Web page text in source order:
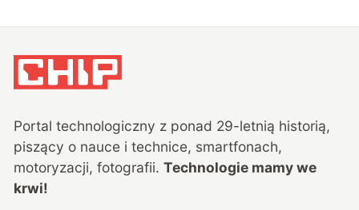
Portal technologiczny z ponad 29-letnią historią,
piszący o nauce i technice, smartfonach,
motoryzacji, fotografii. Technologie mamy we
krwi!